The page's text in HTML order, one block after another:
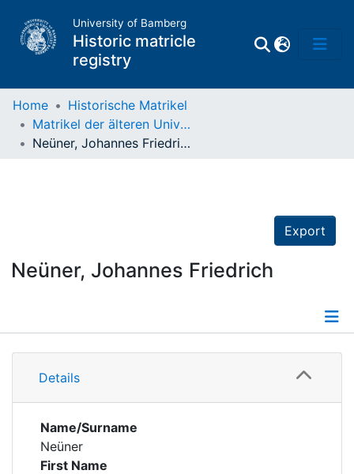
University of Bamberg
Historic matricle
registry
Matrikel
Home
Historische Matrikel
Matrikel der älteren Universität
Neüner, Johannes Friedrich
Export
Neüner, Johannes Friedrich
Details
Details
Name/Surname
Neüner
First Name